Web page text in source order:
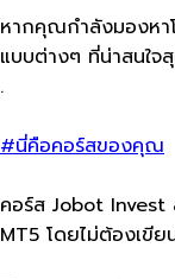
หากคุณกำลังมองหา​
แบบต่างๆ​ ที่น่าสนใจ​
.
#นี่คือคอร์สของคุณ
คอร์ส Jobot Invest
MT5 โดยไม่ต้องเขีย